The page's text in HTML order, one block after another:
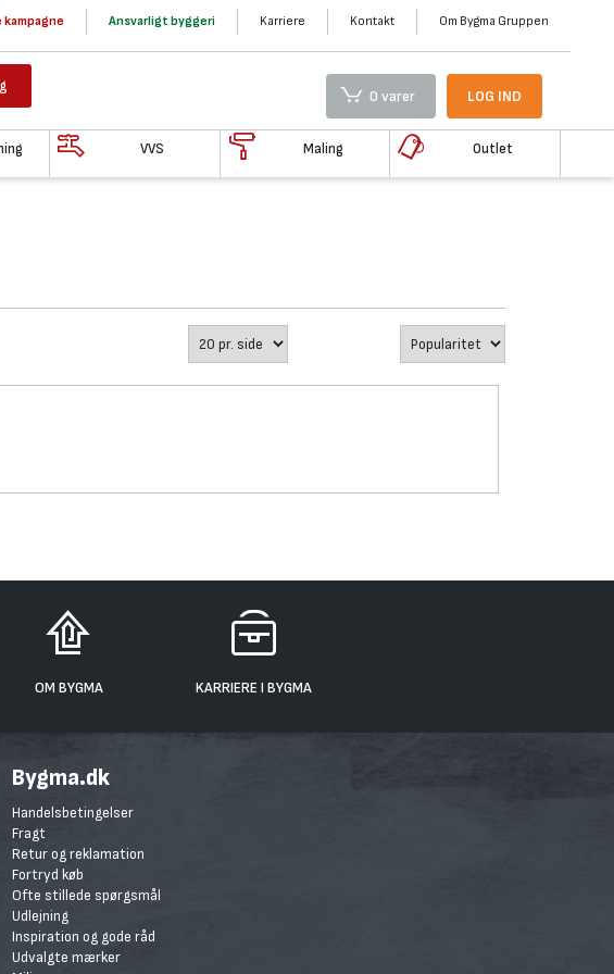
Ansvarligt byggeri Karriere Kontakt Om Bygma Gruppen
0 varer LOG IND
VVS Maling Outlet
OM BYGMA KARRIERE I BYGMA
Bygma.dk
Handelsbetingelser
Fragt
Retur og reklamation
Fortryd køb
Ofte stillede spørgsmål
Udlejning
Inspiration og gode råd
Udvalgte mærker